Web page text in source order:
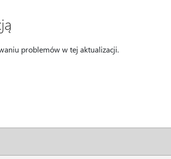
problemów w tej aktualizacji.